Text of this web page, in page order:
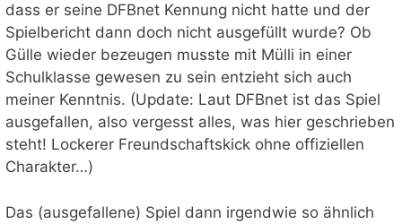
dass er seine DFBnet Kennung nicht hatte und der
Spielbericht dann doch nicht ausgefüllt wurde? Ob
Gülle wieder bezeugen musste mit Mülli in einer
Schulklasse gewesen zu sein entzieht sich auch
meiner Kenntnis. (Update: Laut DFBnet ist das Spiel
ausgefallen, also vergesst alles, was hier geschrieben
steht! Lockerer Freundschaftskick ohne offiziellen
Charakter…)
Das (ausgefallene) Spiel dann irgendwie so ähnlich